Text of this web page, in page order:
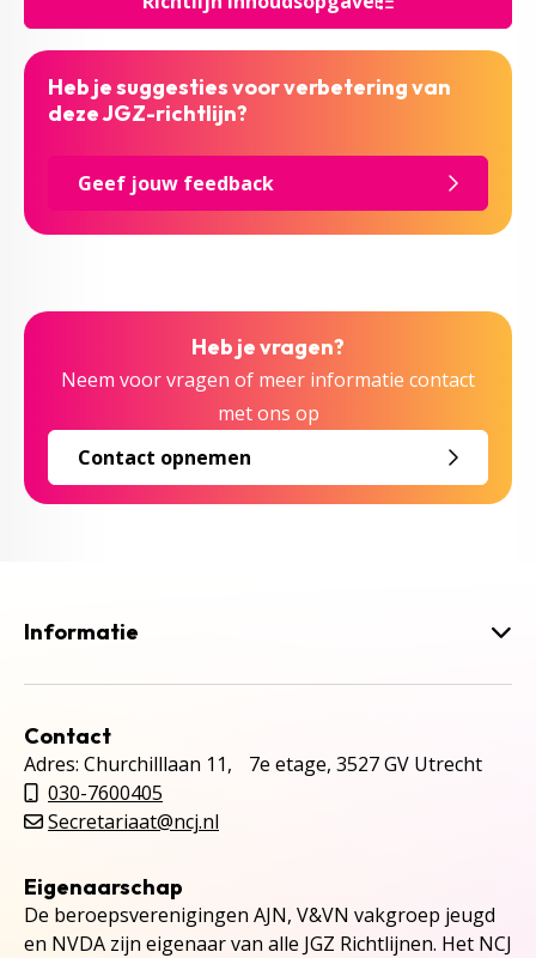
Heb je suggesties voor verbetering van
deze JGZ-richtlijn?
Geef jouw feedback
Heb je vragen?
Neem voor vragen of meer informatie contact
met ons op
Contact opnemen
Informatie
Contact
Adres: Churchilllaan 11, 7e etage, 3527 GV Utrecht
030-7600405
Secretariaat@ncj.nl
Eigenaarschap
De beroepsverenigingen AJN, V&VN vakgroep jeugd
en NVDA zijn eigenaar van alle JGZ Richtlijnen. Het NCJ